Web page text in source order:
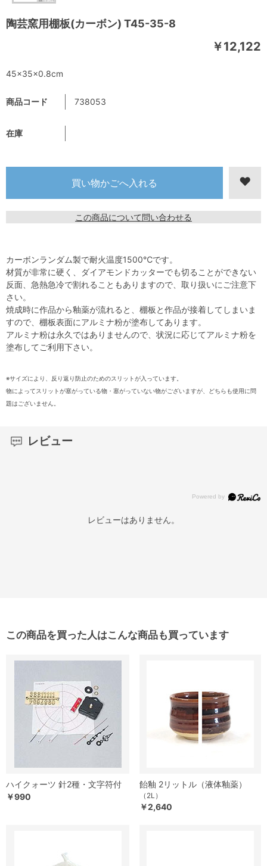
陶芸窯用棚板(カーボン) T45-35-8
￥12,122
商品コード 738053
在庫
この商品について問い合わせる
45×35×0.8cm
カーボンランダム製で耐火温度1500℃です。
材質が非常に硬く、ダイアモンドカッターでも切ることができない
反面、急熱急冷で割れることもありますので、取り扱いにご注意下
さい。
焼成時に作品から釉薬が流れると、棚板と作品が接着してしまいま
すので、棚板表面にアルミナ粉が塗布してあります。
アルミナ粉は永久ではありませんので、状況に応じてアルミナ粉を
塗布してご利用下さい。
※サイズにより、反り返り防止のためのスリットが入っています。
物によってスリットが塞がっている物・塞がっていない物がございますが、どちらも使用に問
題はございません。
レビュー
レビューはありません。
この商品を買った人はこんな商品も買っています
ハイクォーツ 針2種・文字符付
￥990
飴釉 2リットル（液体釉薬）
（2L）
￥2,640